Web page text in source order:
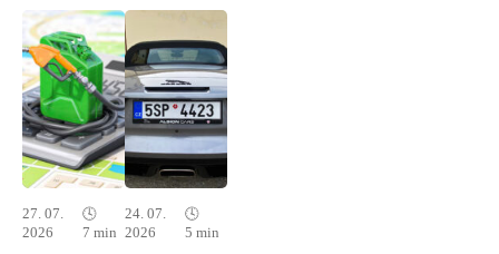
27. 07.
2026
🕓
7 min
24. 07.
2026
🕓
5 min